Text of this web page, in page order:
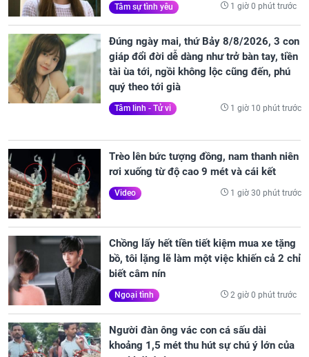
Tâm sự tình yêu 1 giờ 0 phút trước
Đúng ngày mai, thứ Bảy 8/8/2026, 3 con
giáp đổi đời dễ dàng như trở bàn tay, tiền
tài ùa tới, ngồi không lộc cũng đến, phú
quý theo tới già
Tâm linh - Tử vi 1 giờ 10 phút trước
Trèo lên bức tượng đồng, nam thanh niên
rơi xuống từ độ cao 9 mét và cái kết
Video 1 giờ 30 phút trước
Chồng lấy hết tiền tiết kiệm mua xe tặng
bồ, tôi lặng lẽ làm một việc khiến cả 2 chỉ
biết câm nín
Ngoại tình 2 giờ 0 phút trước
Người đàn ông vác con cá sấu dài
khoảng 1,5 mét thu hút sự chú ý lớn của